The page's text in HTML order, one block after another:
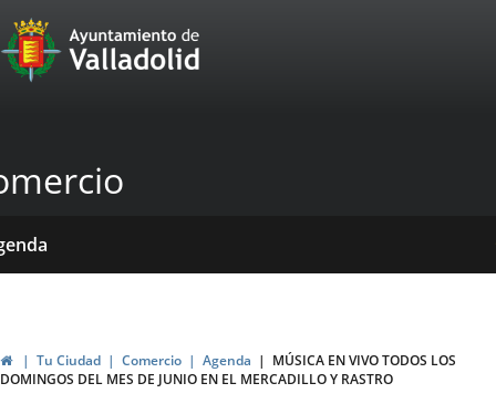
Portal
Web
Ayuntamiento
de
Valladolid
InicioTu Ciudad Comercio Agenda
MÚSICA EN VIVO TODOS LOS
DOMINGOS DEL MES DE JUNIO EN EL MERCADILLO Y RASTRO